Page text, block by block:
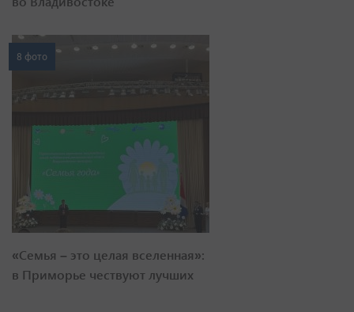
8 фото
«Семья – это целая вселенная»:
в Приморье чествуют лучших